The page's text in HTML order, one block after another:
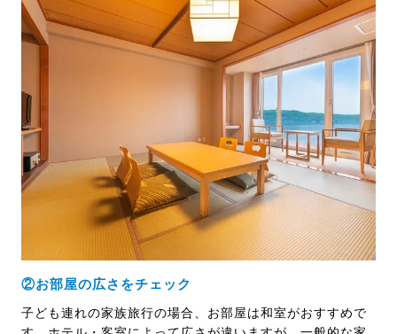
②お部屋の広さをチェック
子ども連れの家族旅行の場合、お部屋は和室がおすすめで